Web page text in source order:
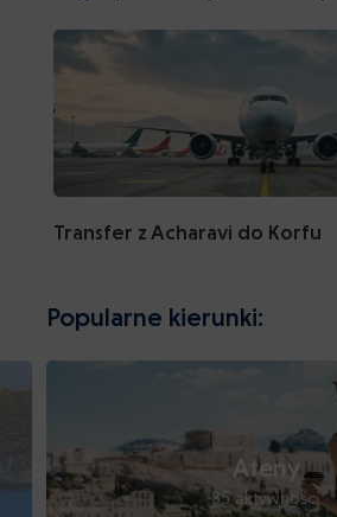
Transfer z Acharavi do Korfu
Popularne kierunki:
Ateny
85 aktywności